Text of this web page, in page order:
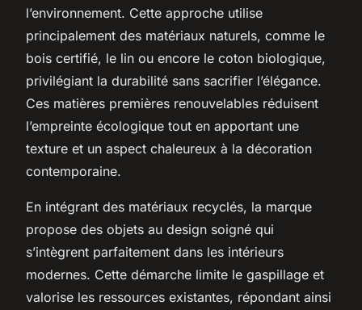
l’environnement. Cette approche utilise
principalement des matériaux naturels, comme le
bois certifié, le lin ou encore le coton biologique,
privilégiant la durabilité sans sacrifier l’élégance.
Ces matières premières renouvelables réduisent
l’empreinte écologique tout en apportant une
texture et un aspect chaleureux à la décoration
contemporaine.
En intégrant des matériaux recyclés, la marque
propose des objets au design soigné qui
s’intègrent parfaitement dans les intérieurs
modernes. Cette démarche limite le gaspillage et
valorise les ressources existantes, répondant ainsi